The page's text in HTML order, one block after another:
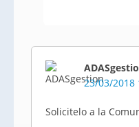
23/03/2018
Solicitelo a la